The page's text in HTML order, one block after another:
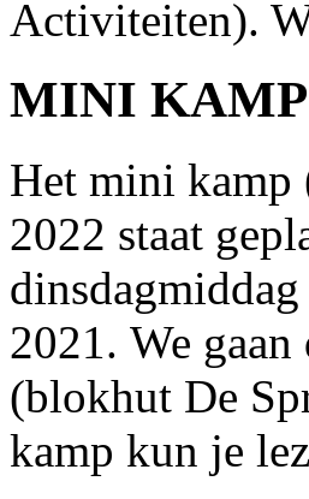
Activiteiten).
MINI KAMP
Het mini kamp
2022 staat
2021. We
(blokhut De
kamp kun je